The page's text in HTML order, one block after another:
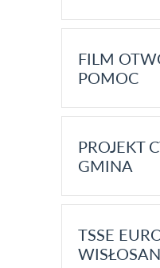
FILM
POMOC
PROJEKT
GMINA
TSSE
WISŁOSAN